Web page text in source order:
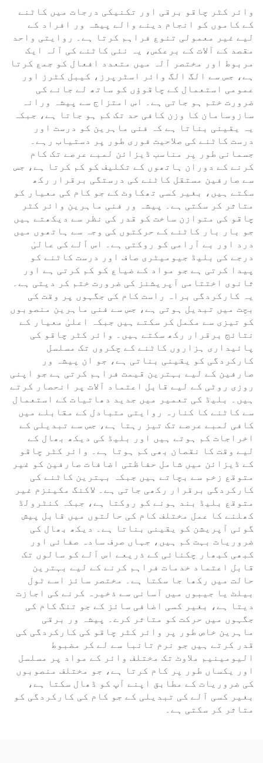
وائر کٹر چاقو برقی اور تکنیکی درجات میں کاٹنے
کے کاموں کو انجام دینے والے پیشہ ور افراد کے
لیے غیر معمولی تنوع فراہم کرتا ہے۔ روایتی واحد
مقصد کے آلات کے برعکس، یہ نئی کاٹنے کی آلہ ایک
مربوط اور مختصر آلہ میں متعدد افعال کو جمع کرتا
ہے، جس سے الگ الگ وائر اسٹرپرز، کیبل کٹرز اور
عمومی استعمال کے چاقوؤں کو ساتھ لے جانے کی
ضرورت ختم ہو جاتی ہے۔ اس امتزاج سے پیشہ ورانہ
سازوسامان کا وزن کافی حد تک کم ہو جاتا ہے، جبکہ
یہ یقینی بناتا ہے کہ فنی ماہرین کو درست اور
درست کاٹنے کی صلاحیت فوری طور پر دستیاب رہے۔
جسمانی طور پر مناسب ڈیزائن لمبے عرصے تک کام
کرنے کے دوران ہاتھوں کے تکلیف کو کم کرتا ہے، جس
سے صارفین مستقل کاٹنے کی درستگی برقرار رکھ
سکتے ہیں، بغیر کسی تھکاوٹ کے جو کام کی معیار کو
متاثر کر سکتی ہے۔ پیشہ ور فنی ماہرین وائر کٹر
چاقو کی متوازن ساخت کو قدر کی نظر سے دیکھتے ہیں
جو بار بار کاٹنے کے حرکتوں کی وجہ سے ہاتھوں میں
درد اور بے آرامی کو روکتی ہے۔ اس آلے کی عالیٰ
درجے کی بلیڈ جیومیٹری صاف اور درست کاٹنے کو
پیدا کرتی ہے جو مواد کے ضیاع کو کم کرتی ہے اور
ثانوی اختتامی آپریشنز کی ضرورت ختم کر دیتی ہے۔
یہ کارکردگی براہ راست کام کی جگہوں پر وقت کی
بچت میں تبدیل ہوتی ہے، جس سے فنی ماہرین منصوبوں
کو تیزی سے مکمل کر سکتے ہیں جبکہ اعلیٰ معیار کے
نتائج برقرار رکھ سکتے ہیں۔ وائر کٹر چاقو کی
پائیداری ہزاروں کاٹنے کے چکروں تک مسلسل
کارکردگی کو یقینی بناتی ہے، جو ان پیشہ ور
صارفین کے لیے بہترین قیمت فراہم کرتی ہے جو اپنی
روزی روٹی کے لیے قابل اعتماد آلات پر انحصار کرتے
ہیں۔ بلیڈ کی تعمیر میں جدید دھاتیات کے استعمال
سے کاٹنے کا کنارہ روایتی متبادل کے مقابلے میں
کافی لمبے عرصے تک تیز رہتا ہے، جس سے تبدیلی کے
اخراجات کم ہوتے ہیں اور بلیڈ کی دیکھ بھال کے
لیے وقت کا نقصان بھی کم ہوتا ہے۔ وائر کٹر چاقو
کے ڈیزائن میں شامل حفاظتی اضافات صارفین کو غیر
متوقع زخم سے بچاتے ہیں جبکہ بہترین کاٹنے کی
کارکردگی برقرار رکھی جاتی ہے۔ لاکنگ مکینزم غیر
متوقع بلیڈ بند ہونے کو روکتا ہے، جبکہ کنٹرولڈ
کھلنے کا عمل مختلف کام کی حالتوں میں قابل پیش
گوئی آپریشن کو یقینی بناتا ہے۔ دیکھ بھال کی
ضروریات بہت کم ہیں، جہاں صرف سادہ صفائی اور
کبھی کبھار چکنائی کے ذریعے اس آلے کو سالوں تک
قابل اعتماد خدمات فراہم کرنے کے لیے بہترین
حالت میں رکھا جا سکتا ہے۔ مختصر سائز اسے ٹول
بیلٹ یا جیبوں میں آسانی سے ذخیرہ کرنے کی اجازت
دیتا ہے، بغیر کسی اضافی سائز کے جو تنگ کام کی
جگہوں میں حرکت کو متاثر کرے۔ پیشہ ور برقی
ماہرین خاص طور پر وائر کٹر چاقو کی کارکردگی کی
قدر کرتے ہیں جو نرم تانبا سے لے کر مضبوط
الیومینیم ملاوٹ تک مختلف وائر کے مواد پر مسلسل
اور یکساں طور پر کام کرتا ہے، جو مختلف منصوبوں
کی ضروریات کے مطابق اپنے آپ کو ڈھال سکتا ہے،
بغیر کسی آلے کی تبدیلی کے جو کام کی کارکردگی کو
متاثر کر سکتی ہے۔